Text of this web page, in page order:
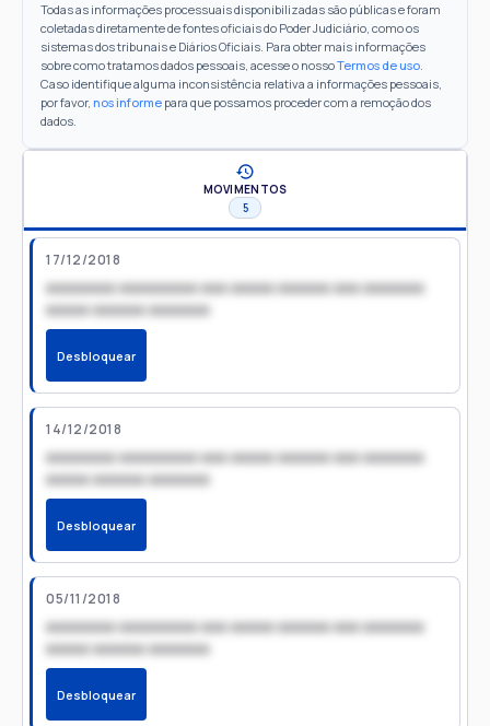
Todas as informações processuais disponibilizadas são públicas e foram
coletadas diretamente de fontes oficiais do Poder Judiciário, como os
sistemas dos tribunais e Diários Oficiais. Para obter mais informações
sobre como tratamos dados pessoais, acesse o nossoTermos de uso.
Caso identifique alguma inconsistência relativa a informações pessoais,
por favor, nos informe para que possamos proceder com a remoção dos
dados.
MOVIMENTOS
5
17/12/2018
xxxxxxxx xxxxxxxxx xxx xxxxx xxxxxx xxx xxxxxxx
xxxxx xxxxxx xxxxxxx
Desbloquear
14/12/2018
xxxxxxxx xxxxxxxxx xxx xxxxx xxxxxx xxx xxxxxxx
xxxxx xxxxxx xxxxxxx
Desbloquear
05/11/2018
xxxxxxxx xxxxxxxxx xxx xxxxx xxxxxx xxx xxxxxxx
xxxxx xxxxxx xxxxxxx
Desbloquear